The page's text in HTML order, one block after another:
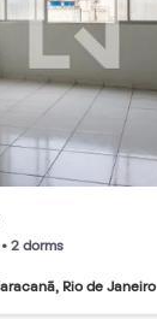
• 2 dorms
Rio de Janeiro